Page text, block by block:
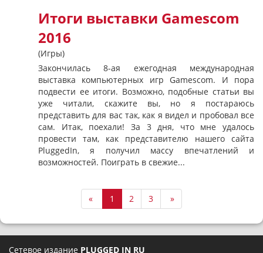
Итоги выставки Gamescom
2016
(Игры)
Закончилась 8-ая ежегодная международная
выставка компьютерных игр Gamescom. И пора
подвести ее итоги. Возможно, подобные статьи вы
уже читали, скажите вы, но я постараюсь
представить для вас так, как я видел и пробовал все
сам. Итак, поехали! За 3 дня, что мне удалось
провести там, как представителю нашего сайта
PluggedIn, я получил массу впечатлений и
возможностей. Поиграть в свежие...
« 1 2 3 »
Сетевое издание PLUGGED IN RU